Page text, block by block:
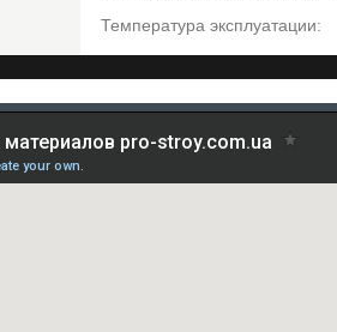
Температура эксплуатации: